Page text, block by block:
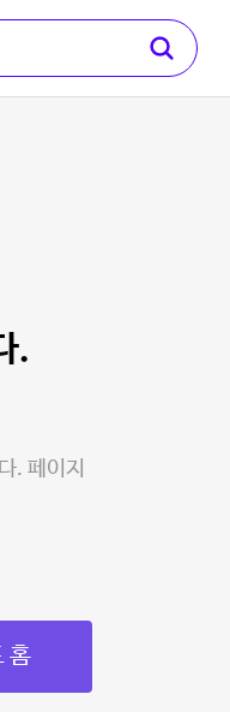
.
. 페이지
홈